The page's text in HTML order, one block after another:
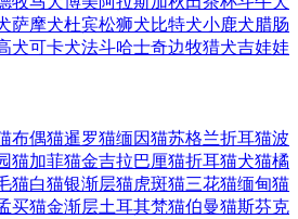
萨摩犬杜宾松狮犬比特犬小鹿犬腊肠
犬可卡犬法斗哈士奇边牧猎犬吉娃娃
布偶猫暹罗猫缅因猫苏格兰折耳猫波
猫加菲猫金吉拉巴厘猫折耳猫犬猫橘
猫白猫银渐层猫虎斑猫三花猫缅甸猫
买猫金渐层土耳其梵猫伯曼猫斯芬克